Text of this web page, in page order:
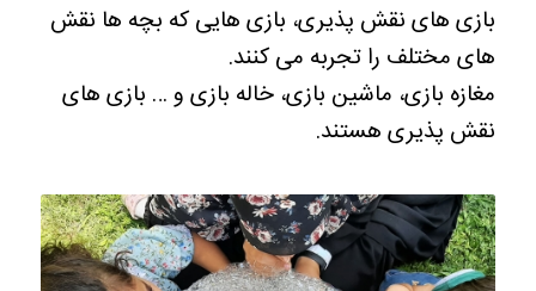
بازی های نقش پذیری، بازی هایی که بچه ها نقش
های مختلف را تجربه می کنند.
مغازه بازی، ماشین بازی، خاله بازی و … بازی های
نقش پذیری هستند.